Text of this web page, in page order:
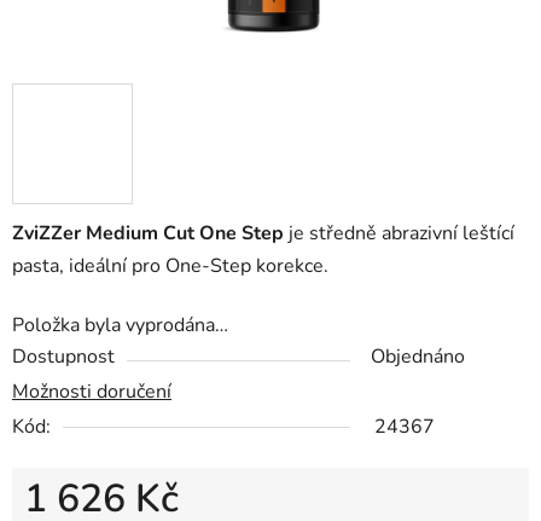
ZviZZer Medium Cut One Step je středně abrazivní leštící
pasta, ideální pro One-Step korekce.
Položka byla vyprodána…
Dostupnost
Objednáno
Možnosti doručení
Kód:
24367
1 626 Kč